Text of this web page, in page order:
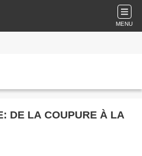
MENU
DE LA COUPURE À LA